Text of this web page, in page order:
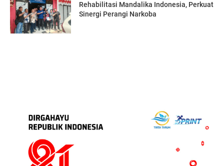
Rehabilitasi Mandalika Indonesia, Perkuat
Sinergi Perangi Narkoba